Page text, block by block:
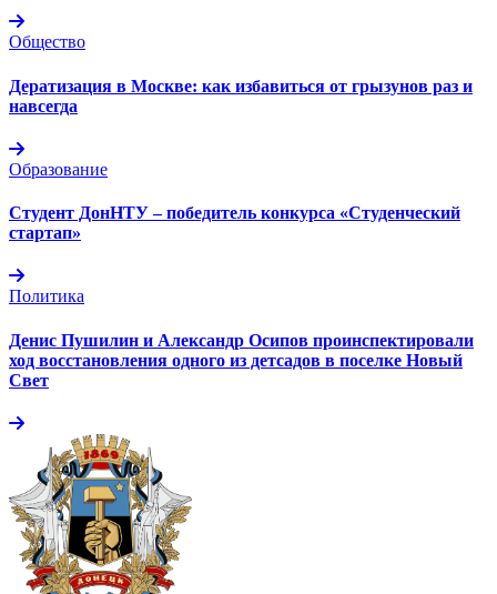
Общество
Дератизация в Москве: как избавиться от грызунов раз и
навсегда
Образование
Студент ДонНТУ – победитель конкурса «Студенческий
стартап»
Политика
Денис Пушилин и Александр Осипов проинспектировали
ход восстановления одного из детсадов в поселке Новый
Свет